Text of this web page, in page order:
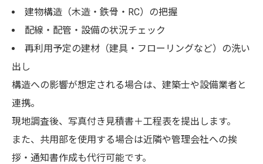
建物構造（木造・鉄骨・RC）の把握
配線・配管・設備の状況チェック
再利用予定の建材（建具・フローリングなど）の洗い
出し
構造への影響が想定される場合は、建築士や設備業者と
連携。
現地調査後、写真付き見積書＋工程表を提出します。
また、共用部を使用する場合は近隣や管理会社への挨
拶・通知書作成も代行可能です。